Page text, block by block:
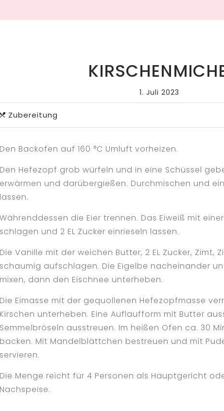
1. Juli 2023
Zubereitung
Den Backofen auf 160 °C Umluft vorheizen.
Den Hefezopf grob würfeln und in eine Schüssel
erwärmen und darübergießen. Durchmischen und
lassen.
Währenddessen die Eier trennen. Das Eiweiß mit
schlagen und 2 EL Zucker einrieseln lassen.
Die Vanille mit der weichen Butter, 2 EL Zucker, Zimt,
schaumig aufschlagen. Die Eigelbe nacheinander
mixen, dann den Eischnee unterheben.
Die Eimasse mit der gequollenen Hefezopfmasse
Kirschen unterheben. Eine Auflaufform mit Butter
Semmelbröseln ausstreuen. Im heißen Ofen ca. 30
backen. Mit Mandelblättchen bestreuen und mit
servieren.
Die Menge reicht für 4 Personen als Hauptgericht
Nachspeise.